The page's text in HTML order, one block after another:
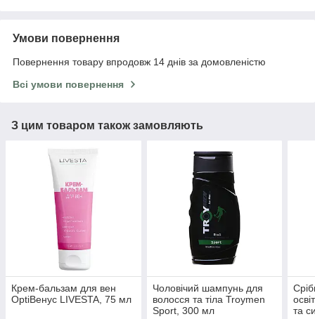
Умови повернення
Повернення товару впродовж 14 днів за домовленістю
Всі умови повернення
З цим товаром також замовляють
Крем-бальзам для вен
OptiВенус LIVESTA, 75 мл
Чоловічий шампунь для
волосся та тіла Troymen
Sport, 300 мл
та